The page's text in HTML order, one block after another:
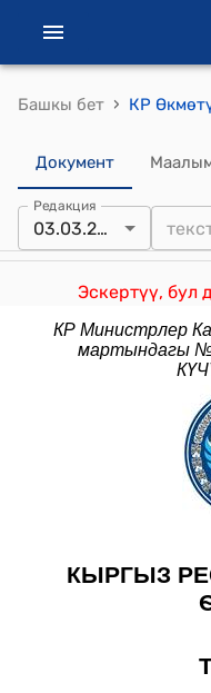
Башкы бет ›
Документ
Редакция
03.03.2023
Эскертүү, бул